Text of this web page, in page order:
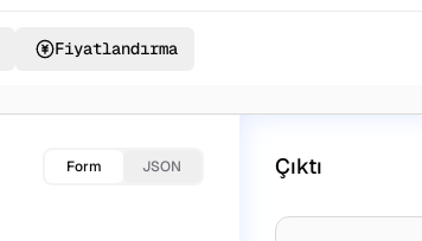
Fiyatlandırma
Form JSON Çıktı